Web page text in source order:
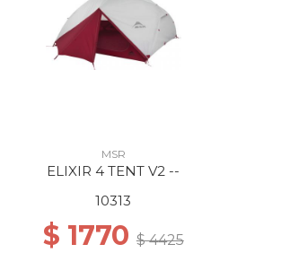
MSR
ELIXIR 4 TENT V2 --
10313
$ 1770 $ 4425